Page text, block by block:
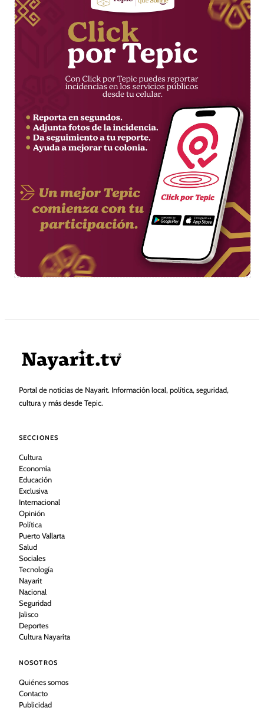
Portal de noticias de Nayarit. Información local, política, seguridad,
cultura y más desde Tepic.
SECCIONES
Cultura
Economía
Educación
Exclusiva
Internacional
Opinión
Política
Puerto Vallarta
Salud
Sociales
Tecnología
Nayarit
Nacional
Seguridad
Jalisco
Deportes
Cultura Nayarita
NOSOTROS
Quiénes somos
Contacto
Publicidad